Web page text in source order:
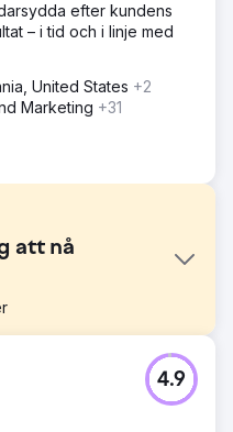
efter kundens
– i tid och i linje med
United States +2
Marketing +31
att nå
efter hjälp med sin ADHD,
av dessa människor –
4.9